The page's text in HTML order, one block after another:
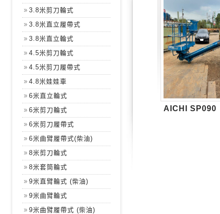
3.8米剪刀輪式
3.8米直立履帶式
3.8米直立輪式
4.5米剪刀輪式
4.5米剪刀履帶式
4.8米娃娃車
6米直立輪式
6米剪刀輪式
6米剪刀履帶式
6米曲臂履帶式(柴油)
8米剪刀輪式
8米套筒輪式
9米直臂輪式 (柴油)
9米曲臂輪式
9米曲臂履帶式 (柴油)
AICHI SP090